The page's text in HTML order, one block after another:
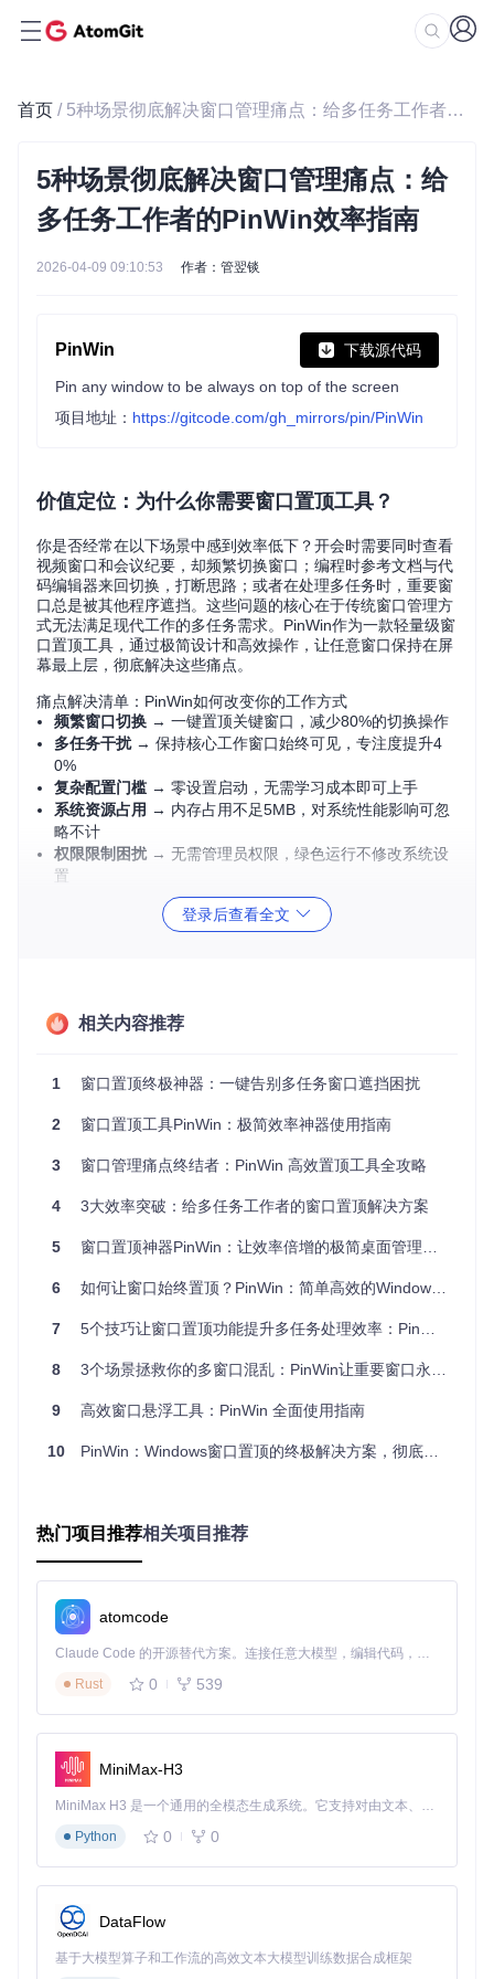
首页 / 5种场景彻底解决窗口管理痛点：给多任务工作者的PinWin效率指南
5种场景彻底解决窗口管理痛点：给
多任务工作者的PinWin效率指南
2026-04-09 09:10:53 作者：管翌锬
PinWin 下载源代码
Pin any window to be always on top of the screen
项目地址： https://gitcode.com/gh_mirrors/pin/PinWin
价值定位：为什么你需要窗口置顶工具？
你是否经常在以下场景中感到效率低下？开会时需要同时查看
视频窗口和会议纪要，却频繁切换窗口；编程时参考文档与代
码编辑器来回切换，打断思路；或者在处理多任务时，重要窗
口总是被其他程序遮挡。这些问题的核心在于传统窗口管理方
式无法满足现代工作的多任务需求。PinWin作为一款轻量级窗
口置顶工具，通过极简设计和高效操作，让任意窗口保持在屏
幕最上层，彻底解决这些痛点。
痛点解决清单：PinWin如何改变你的工作方式
频繁窗口切换 → 一键置顶关键窗口，减少80%的切换操作
多任务干扰→ 保持核心工作窗口始终可见，专注度提升4
0%
复杂配置门槛 → 零设置启动，无需学习成本即可上手
系统资源占用 → 内存占用不足5MB，对系统性能影响可忽
略不计
权限限制困扰→ 无需管理员权限，绿色运行不修改系统设
置
场景化解决方案：多场景安装策略
绿色版部署：适合追求极致简洁的用户
双击PinWin.exe启动程序，系统托盘出现图钉图标
部分高权限窗口无法置顶的问题
包管理器安装：适合开发者和IT专业人士
输入choco install pinwin并回车
-ExecutionPolicy Bypass -Scope Process -Force;
col = [System.Net.ServicePointManager]::Securit
t.WebClient).DownloadString('https://community.
chocolatey.org/install.ps1'))
环境兼容性检测
操作系统：Windows 7/8/10/11（32/64位）
检测方法：按下
reg query "HKLM\SOFTWARE\Mi
crosoft\NET Framework Setup\NDP\v4\full"
否存在Release项且值≥394802。如果不满足，需先安装.NET
Framework 4.6.2或更高版本。
效率对比：PinWin与同类工具性能差异
特性
内存占用
<5MB 20-50MB
10-30MB
启动速度
<1秒
度
系统资源
用
较多 中等
登录后查看全文
相关内容推荐
1 窗口置顶终极神器：一键告别多任务窗口遮挡困扰
2 窗口置顶工具PinWin：极简效率神器使用指南
3 窗口管理痛点终结者：PinWin 高效置顶工具全攻略
4 3大效率突破：给多任务工作者的窗口置顶解决方案
5 窗口置顶神器PinWin：让效率倍增的极简桌面管理工具
6 如何让窗口始终置顶？PinWin：简单高效的Windows窗口置顶神器
7 5个技巧让窗口置顶功能提升多任务处理效率：PinWin完全指南
8 3个场景拯救你的多窗口混乱：PinWin让重要窗口永远在视线焦点
9 高效窗口悬浮工具：PinWin 全面使用指南
10 PinWin：Windows窗口置顶的终极解决方案，彻底告别频繁切换窗口
热门项目推荐相关项目推荐
atomcode
Claude Code 的开源替代方案。连接任意大模型，编辑代码，运行命令，自动验证 — 全自动执行。用 Rust 构建，极致性能。 ｜ An open-source alternative to Claude Code. Connect any LLM, edit code, run commands, and verify changes — autonomously. Built in Rust for speed. Get Started
Rust
0 539
MiniMax-H3
MiniMax H3 是一个通用的全模态生成系统。它支持对由文本、图像、视频和音频组成的多模态上下文进行统一理解，并能生成分辨率高达 2K、时长可达 15 秒的带原生立体声音频的视频。得益于面向任务泛化的系统设计，H3 在预训练阶段就已具备广泛的多模态上下文理解与生成能力，能够出色地执行复杂的多模态指令。
Python
0 0
DataFlow
基于大模型算子和工作流的高效文本大模型训练数据合成框架